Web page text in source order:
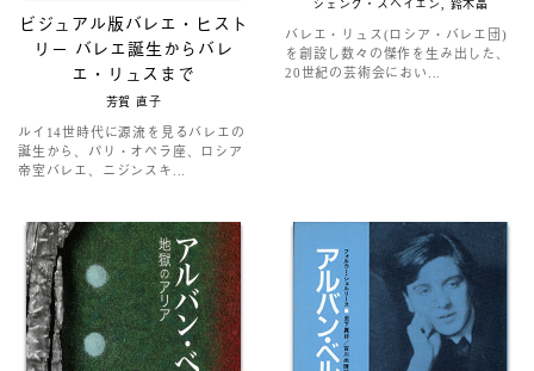
ビジュアル版バレエ・ヒスト
リー バレエ誕生からバレ
エ・リュスまで
芳賀 直子
ルイ14世時代に源流を見るバレエの
誕生から、パリ・オペラ座、ロシア
帝室バレエ、ニジンスキ...
シェング・スヘイエン, 鈴木晶
バレエ・リュス(ロシア・バレエ団)
を創設し数々の傑作を生み出した、
20世紀の芸術会におい...